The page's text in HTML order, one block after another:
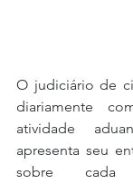
O judiciário de
diariamente
atividade
apresenta seu
sobre cada